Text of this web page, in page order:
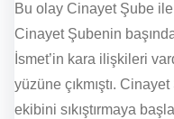
Bu olay Cinayet Şube
Cinayet Şubenin
İsmet’in kara ilişkileri
yüzüne çıkmıştı.
ekibini sıkıştırmaya